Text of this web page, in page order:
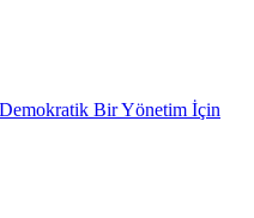
Bir Yönetim İçin